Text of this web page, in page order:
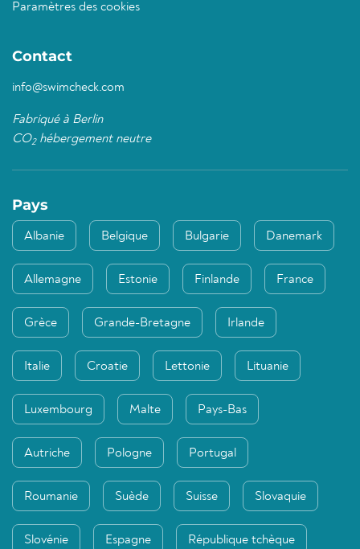
Paramètres des cookies
Contact
info@swimcheck.com
Fabriqué à Berlin
CO2hébergement neutre
Pays
Albanie Belgique Bulgarie Danemark
Allemagne Estonie Finlande France
Grèce Grande-Bretagne Irlande
Italie Croatie Lettonie Lituanie
Luxembourg Malte Pays-Bas
Autriche Pologne Portugal
Roumanie Suède Suisse Slovaquie
Slovénie Espagne République tchèque